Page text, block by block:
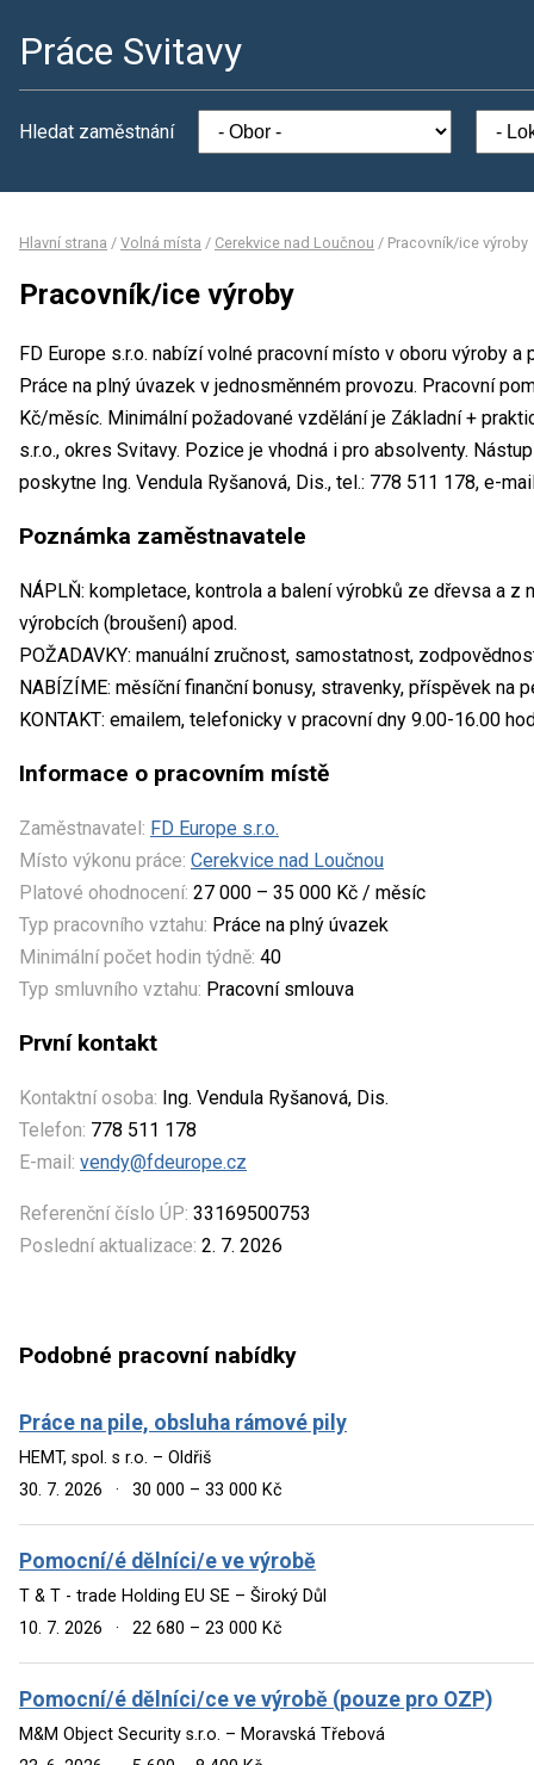
Práce Svitavy
Hledat zaměstnání
Hlavní strana / Volná místa / Cerekvice nad Loučnou / Pracovník/ice výroby
Pracovník/ice výroby
FD Europe s.r.o. nabízí volné pracovní místo v oboru výroby
Práce na plný úvazek v jednosměnném provozu. Pracovní
Kč/měsíc. Minimální požadované vzdělání je Základní +
s.r.o., okres Svitavy. Pozice je vhodná i pro absolventy.
poskytne Ing. Vendula Ryšanová, Dis., tel.: 778 511 178, e-
Poznámka zaměstnavatele
NÁPLŇ: kompletace, kontrola a balení výrobků ze dřevsa a z
výrobcích (broušení) apod.
POŽADAVKY: manuální zručnost, samostatnost,
NABÍZÍME: měsíční finanční bonusy, stravenky, příspěvek na
KONTAKT: emailem, telefonicky v pracovní dny 9.00-16.00
Informace o pracovním místě
Zaměstnavatel: FD Europe s.r.o.
Místo výkonu práce: Cerekvice nad Loučnou
Platové ohodnocení: 27 000 – 35 000 Kč / měsíc
Typ pracovního vztahu: Práce na plný úvazek
Minimální počet hodin týdně: 40
Typ smluvního vztahu: Pracovní smlouva
První kontakt
Kontaktní osoba: Ing. Vendula Ryšanová, Dis.
Telefon: 778 511 178
E-mail: vendy@fdeurope.cz
Referenční číslo ÚP: 33169500753
Poslední aktualizace: 2. 7. 2026
Podobné pracovní nabídky
Práce na pile, obsluha rámové pily
HEMT, spol. s r.o. – Oldřiš
30. 7. 2026
· 30 000 – 33 000 Kč
Pomocní/é dělníci/e ve výrobě
T & T - trade Holding EU SE – Široký Důl
10. 7. 2026
· 22 680 – 23 000 Kč
Pomocní/é dělníci/ce ve výrobě (pouze pro OZP)
M&M Object Security s.r.o. – Moravská Třebová